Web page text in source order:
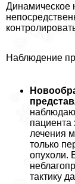
Динамическое
Наблюдение
лечения
только
опухоли.
тактику